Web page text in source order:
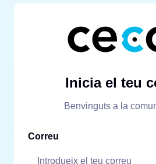
Inicia el teu
Benvinguts a la
Correu